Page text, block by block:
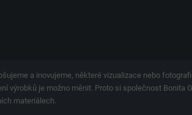
a inovujeme, některé vizualizace nebo
výrobků je možno měnit. Proto si společnost Bonita
materiálech.